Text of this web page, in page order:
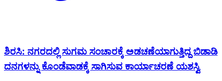
ಶಿರಸಿ: ನಗರದಲ್ಲಿ ಸುಗಮ‌ ಸಂಚಾರಕ್ಕೆ ಅಡಚಣೆಯಾಗುತ್ತಿದ್ದ ಬಿಡಾಡಿ
ದನಗಳನ್ನು ಕೊಂಡೆವಾಡಕ್ಕೆ ಸಾಗಿಸುವ ಕಾರ್ಯಾಚರಣೆ ಯಶಸ್ವಿ